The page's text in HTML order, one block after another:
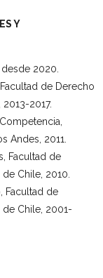
Y
2020.
de Derecho
2017.
Andes, 2011.
Facultad de
Chile, 2010.
Facultad de
de Chile, 2001-